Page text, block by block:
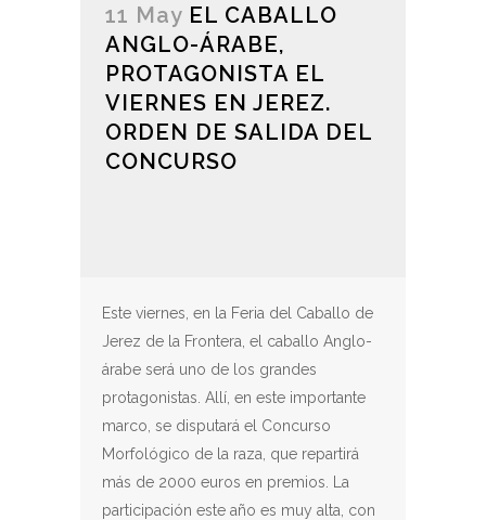
11 May EL CABALLO
ANGLO-ÁRABE,
PROTAGONISTA EL
VIERNES EN JEREZ.
ORDEN DE SALIDA DEL
CONCURSO
Este viernes, en la Feria del Caballo de
Jerez de la Frontera, el caballo Anglo-
árabe será uno de los grandes
protagonistas. Allí, en este importante
marco, se disputará el Concurso
Morfológico de la raza, que repartirá
más de 2000 euros en premios. La
participación este año es muy alta, con